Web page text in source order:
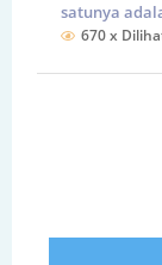
satunya
670 x